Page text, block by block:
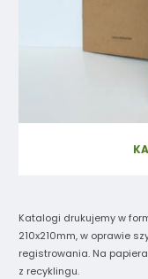
Katalogi drukujemy w
210x210mm, w oprawie
registrowania. Na
z recyklingu.